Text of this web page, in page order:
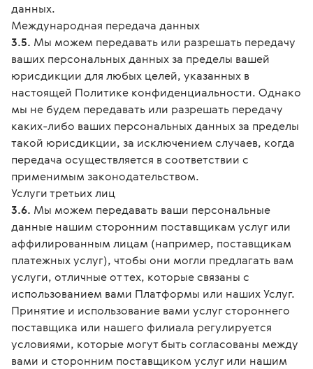
данных.
Международная передача данных
3.5. Мы можем передавать или разрешать передачу
ваших персональных данных за пределы вашей
юрисдикции для любых целей, указанных в
настоящей Политике конфиденциальности. Однако
мы не будем передавать или разрешать передачу
каких-либо ваших персональных данных за пределы
такой юрисдикции, за исключением случаев, когда
передача осуществляется в соответствии с
применимым законодательством.
Услуги третьих лиц
3.6. Мы можем передавать ваши персональные
данные нашим сторонним поставщикам услуг или
аффилированным лицам (например, поставщикам
платежных услуг), чтобы они могли предлагать вам
услуги, отличные от тех, которые связаны с
использованием вами Платформы или наших Услуг.
Принятие и использование вами услуг стороннего
поставщика или нашего филиала регулируется
условиями, которые могут быть согласованы между
вами и сторонним поставщиком услуг или нашим